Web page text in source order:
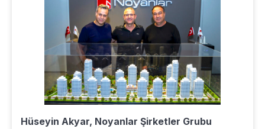
Hüseyin Akyar, Noyanlar Şirketler Grubu